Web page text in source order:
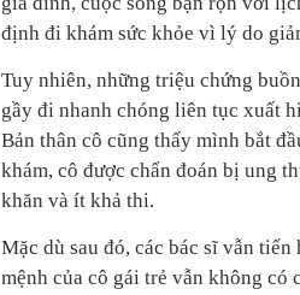
định đi khám sức khỏe vì lý do
Tuy nhiên, những triệu chứng
gầy đi nhanh chóng liên tục xuất
Bản thân cô cũng thấy mình bắt
khám, cô được chẩn đoán bị ung
khăn và ít khả thi.
Mặc dù sau đó, các bác sĩ vẫn
mệnh của cô gái trẻ vẫn không có